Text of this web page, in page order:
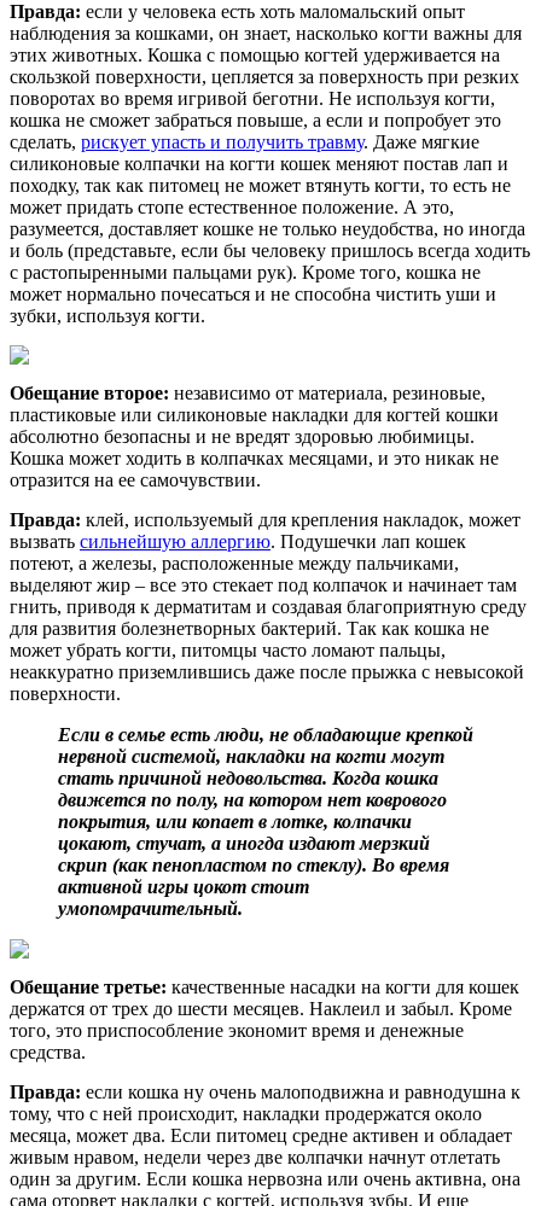
Правда: если у человека есть хоть маломальский опыт
наблюдения за кошками, он знает, насколько когти важны для
этих животных. Кошка с помощью когтей удерживается на
скользкой поверхности, цепляется за поверхность при резких
поворотах во время игривой беготни. Не используя когти,
кошка не сможет забраться повыше, а если и попробует это
сделать, рискует упасть и получить травму. Даже мягкие
силиконовые колпачки на когти кошек меняют постав лап и
походку, так как питомец не может втянуть когти, то есть не
может придать стопе естественное положение. А это,
разумеется, доставляет кошке не только неудобства, но иногда
и боль (представьте, если бы человеку пришлось всегда ходить
с растопыренными пальцами рук). Кроме того, кошка не
может нормально почесаться и не способна чистить уши и
зубки, используя когти.
Обещание второе: независимо от материала, резиновые,
пластиковые или силиконовые накладки для когтей кошки
абсолютно безопасны и не вредят здоровью любимицы.
Кошка может ходить в колпачках месяцами, и это никак не
отразится на ее самочувствии.
Правда: клей, используемый для крепления накладок, может
вызвать сильнейшую аллергию. Подушечки лап кошек
потеют, а железы, расположенные между пальчиками,
выделяют жир – все это стекает под колпачок и начинает там
гнить, приводя к дерматитам и создавая благоприятную среду
для развития болезнетворных бактерий. Так как кошка не
может убрать когти, питомцы часто ломают пальцы,
неаккуратно приземлившись даже после прыжка с невысокой
поверхности.
Если в семье есть люди, не обладающие крепкой
нервной системой, накладки на когти могут
стать причиной недовольства. Когда кошка
движется по полу, на котором нет коврового
покрытия, или копает в лотке, колпачки
цокают, стучат, а иногда издают мерзкий
скрип (как пенопластом по стеклу). Во время
активной игры цокот стоит
умопомрачительный.
Обещание третье: качественные насадки на когти для кошек
держатся от трех до шести месяцев. Наклеил и забыл. Кроме
того, это приспособление экономит время и денежные
средства.
Правда: если кошка ну очень малоподвижна и равнодушна к
тому, что с ней происходит, накладки продержатся около
месяца, может два. Если питомец средне активен и обладает
живым нравом, недели через две колпачки начнут отлетать
один за другим. Если кошка нервозна или очень активна, она
сама оторвет накладки с когтей, используя зубы. И еще